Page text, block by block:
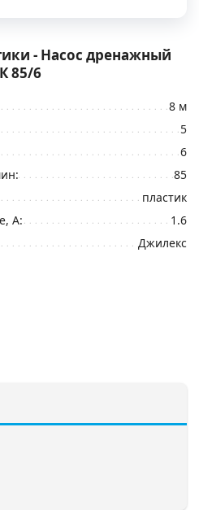
- Насос дренажный
85/6
8 м
5
6
85
пластик
А:
1.6
Джилекс